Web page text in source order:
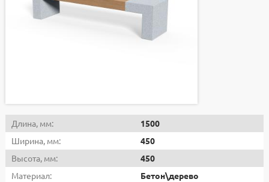
Длина, мм:
1500
Ширина, мм:
450
Высота, мм:
450
Материал:
Бетон\дерево